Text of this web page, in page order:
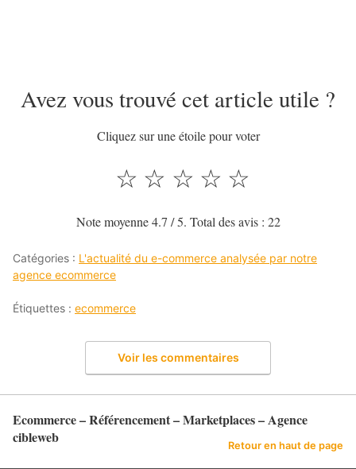
Avez vous trouvé cet article utile ?
Cliquez sur une étoile pour voter
☆
☆
☆
☆
☆
Note moyenne4.7 / 5. Total des avis : 22
Catégories : L'actualité du e-commerce analysée par notre
agence ecommerce
Étiquettes : ecommerce
Voir les commentaires
Ecommerce – Référencement – Marketplaces – Agence
cibleweb
Retour en haut de page